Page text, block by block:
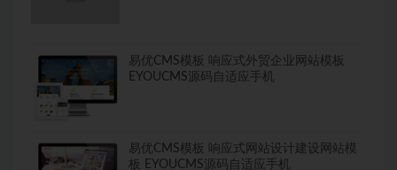
易优CMS模板 响应式外贸企业网站模板
EYOUCMS源码自适应手机
易优CMS模板 响应式网站设计建设网站模
板 EYOUCMS源码自适应手机